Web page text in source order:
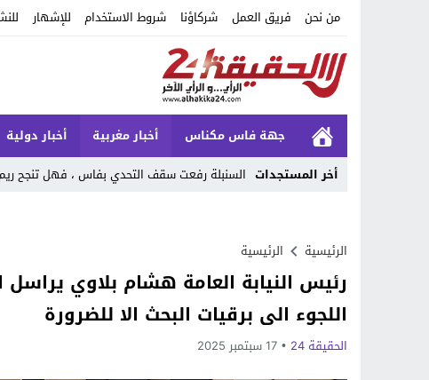
من نحن فريق العمل شركاؤنا شروط الاستخدام للإشهار
جهة فاس مكناس أخبار مغربية أخبار دولية
أخر المستجدات السنبلة رفعت سقف التحدي بفاس ، فهل تنجح
Previous
Next
الرئيسية الرئيسية
رئيس النيابة العامة هشام بلاوي يراسل
اللجوء الى برقيات البحث الا للضرورة
الحقيقة 24 17 سبتمبر 2025